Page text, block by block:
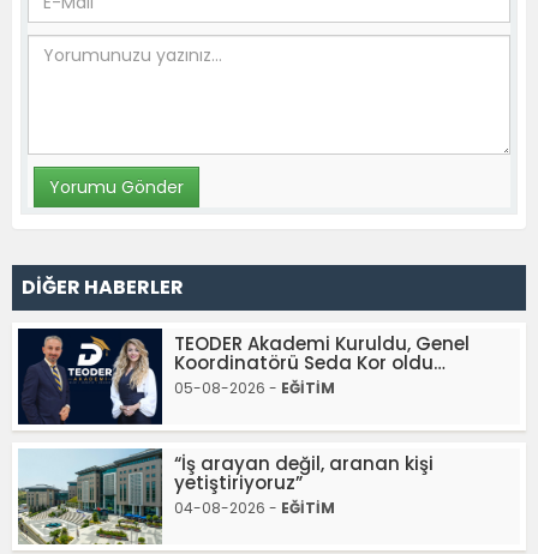
DİĞER HABERLER
TEODER Akademi Kuruldu, Genel
Koordinatörü Seda Kor oldu…
05-08-2026 - EĞİTİM
“İş arayan değil, aranan kişi
yetiştiriyoruz”
04-08-2026 - EĞİTİM